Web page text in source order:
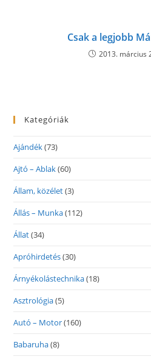
Csak a legjobb
2013. március
Kategóriák
Ajándék(73)
Ajtó – Ablak(60)
Állam, közélet(3)
Állás – Munka(112)
Állat(34)
Apróhirdetés(30)
Árnyékolástechnika(18)
Asztrológia(5)
Autó – Motor(160)
Babaruha(8)